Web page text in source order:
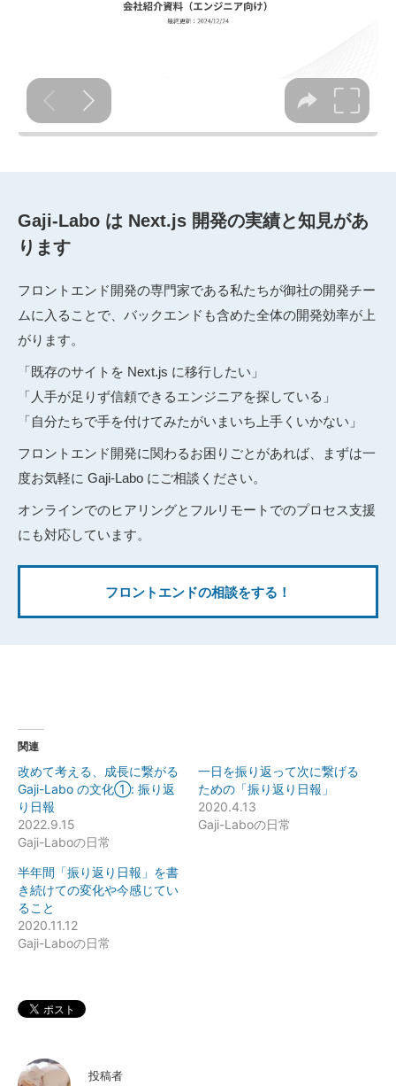
Gaji-Labo は Next.js 開発の実績と知見があ
ります
フロントエンド開発の専門家である私たちが御社の開発チー
ムに入ることで、バックエンドも含めた全体の開発効率が上
がります。
「既存のサイトを Next.js に移行したい」
「人手が足りず信頼できるエンジニアを探している」
「自分たちで手を付けてみたがいまいち上手くいかない」
フロントエンド開発に関わるお困りごとがあれば、まずは一
度お気軽に Gaji-Labo にご相談ください。
オンラインでのヒアリングとフルリモートでのプロセス支援
にも対応しています。
フロントエンドの相談をする！
関連
改めて考える、成長に繋がる
Gaji-Labo の文化①: 振り返
り日報
2022.9.15
Gaji-Laboの日常
一日を振り返って次に繋げる
ための「振り返り日報」
2020.4.13
Gaji-Laboの日常
半年間「振り返り日報」を書
き続けての変化や今感じてい
ること
2020.11.12
Gaji-Laboの日常
投稿者